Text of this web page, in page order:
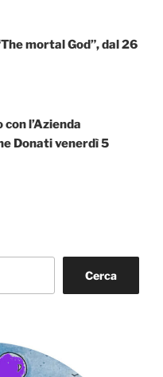
mortal God”, dal 26
l’Azienda
Donati venerdì 5
Cerca